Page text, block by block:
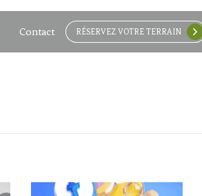
Contact
RÉSERVEZ VOTRE TERRAIN